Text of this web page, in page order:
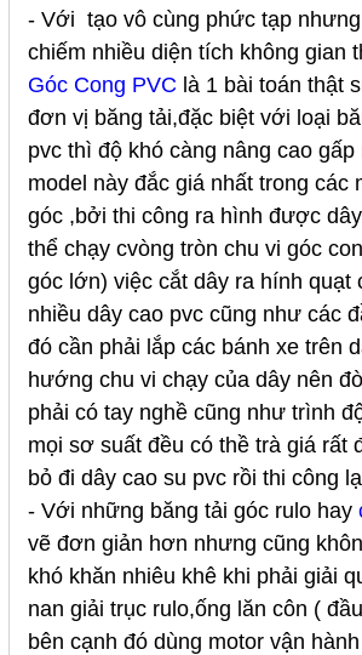
- Với tạo vô cùng phức tạp
chiếm nhiều diện tích không gian
Góc Cong PVC là 1 bài toán thật
đơn vị băng tải,đặc biệt với loại
pvc thì độ khó càng nâng cao gấp
model này đắc giá nhất trong các
góc ,bởi thi công ra hình được
thể chạy cvòng tròn chu vi góc
góc lớn) việc cắt dây ra hính quạt
nhiều dây cao pvc cũng như các
đó cần phải lắp các bánh xe trên
hướng chu vi chạy của dây nên
phải có tay nghề cũng như trình
mọi sơ suất đều có thề trà giá rất
bỏ đi dây cao su pvc rồi thi công
- Với những băng tải góc rulo hay
vẽ đơn giản hơn nhưng cũng
khó khăn nhiêu khê khi phải giải
nan giải trục rulo,ống lăn côn (
bên cạnh đó dùng motor vận